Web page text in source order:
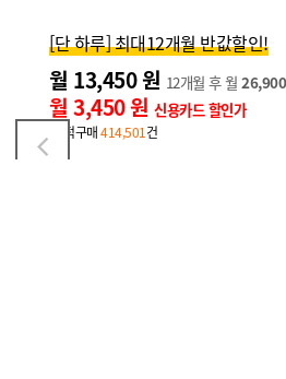
월 20,900 원 25,900원
월 10,900 원신용카드 할인가
·누적구매365,601건